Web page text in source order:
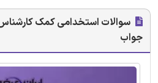
سوالات استخدامی کمک کارشناس
جواب